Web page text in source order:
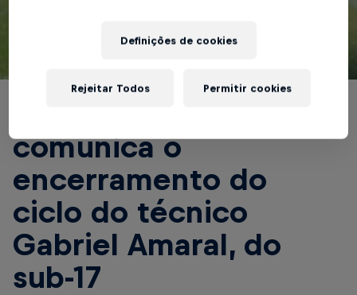
comunica o
encerramento do
ciclo do técnico
Gabriel Amaral, do
sub-17
Definições de cookies
Rejeitar Todos Permitir cookies